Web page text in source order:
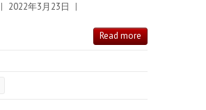
| 2022年3月23日
|
Read more